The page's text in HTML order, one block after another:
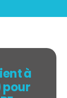
à
pour